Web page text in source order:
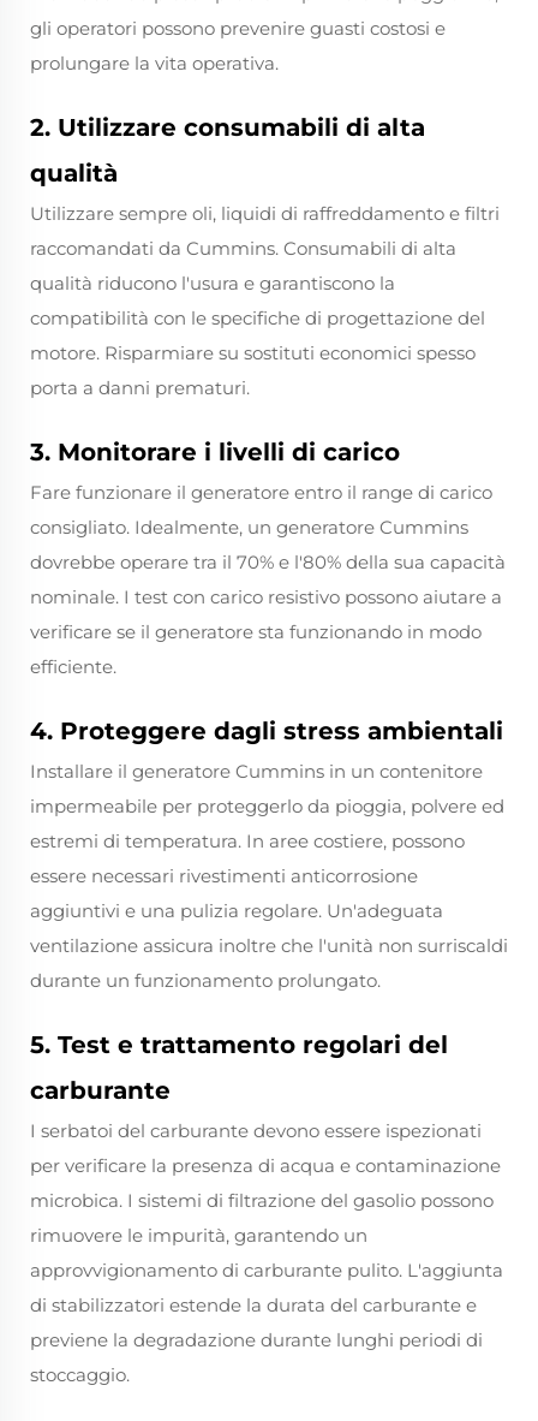
gli operatori possono prevenire guasti costosi e
prolungare la vita operativa.
2. Utilizzare consumabili di alta
qualità
Utilizzare sempre oli, liquidi di raffreddamento e filtri
raccomandati da Cummins. Consumabili di alta
qualità riducono l'usura e garantiscono la
compatibilità con le specifiche di progettazione del
motore. Risparmiare su sostituti economici spesso
porta a danni prematuri.
3. Monitorare i livelli di carico
Fare funzionare il generatore entro il range di carico
consigliato. Idealmente, un generatore Cummins
dovrebbe operare tra il 70% e l'80% della sua capacità
nominale. I test con carico resistivo possono aiutare a
verificare se il generatore sta funzionando in modo
efficiente.
4. Proteggere dagli stress ambientali
Installare il generatore Cummins in un contenitore
impermeabile per proteggerlo da pioggia, polvere ed
estremi di temperatura. In aree costiere, possono
essere necessari rivestimenti anticorrosione
aggiuntivi e una pulizia regolare. Un'adeguata
ventilazione assicura inoltre che l'unità non surriscaldi
durante un funzionamento prolungato.
5. Test e trattamento regolari del
carburante
I serbatoi del carburante devono essere ispezionati
per verificare la presenza di acqua e contaminazione
microbica. I sistemi di filtrazione del gasolio possono
rimuovere le impurità, garantendo un
approvvigionamento di carburante pulito. L'aggiunta
di stabilizzatori estende la durata del carburante e
previene la degradazione durante lunghi periodi di
stoccaggio.